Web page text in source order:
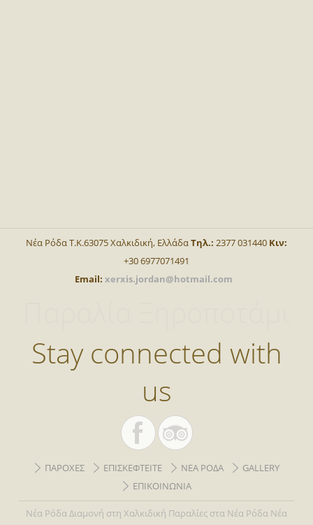
Νέα Ρόδα Τ.Κ.63075 Χαλκιδική, ΕλλάδαΤηλ.: 2377 031440 Κιν:
+30 6977071491
Email: xerxis.jordan@hotmail.com
Stay connected with
us
ΠΑΡΟΧΕΣ ΕΠΙΣΚΕΦΤΕΙΤΕ ΝΕΑ ΡΟΔΑ
GALLERY
ΕΠΙΚΟΙΝΩΝΙΑ
Νέα ΡόδαΔιαμονή στη Χαλκιδική Παραλίες στα Νέα Ρόδα Νέα